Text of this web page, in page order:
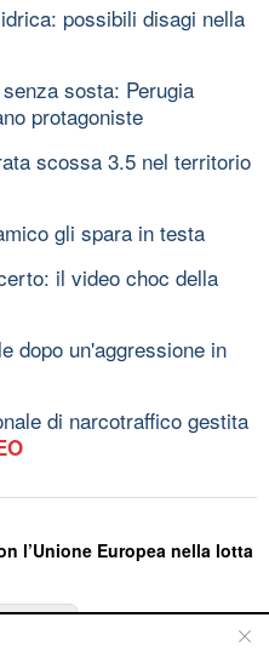
possibili disagi nella
sosta: Perugia
protagoniste
scossa 3.5 nel territorio
gli spara in testa
il video choc della
dopo un'aggressione in
di narcotraffico gestita
l’Unione Europea nella lotta